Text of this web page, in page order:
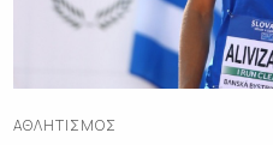
ΑΘΛΗΤΙΣΜΌΣ